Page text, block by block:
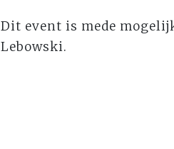
Dit event is mede
Lebowski.